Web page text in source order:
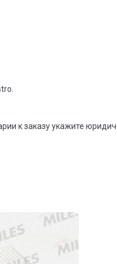
к заказу укажите